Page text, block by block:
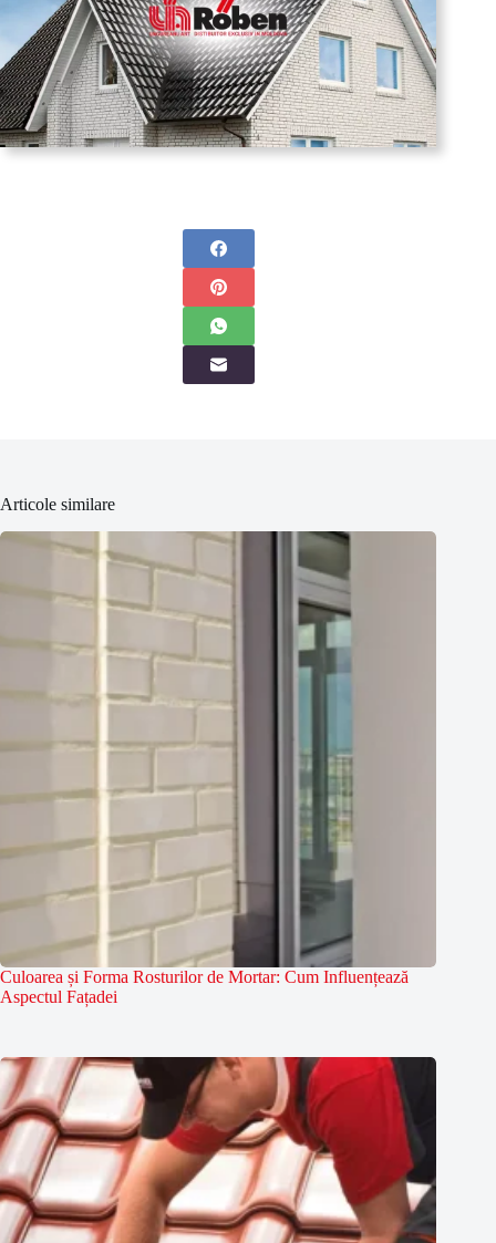
Articole similare
Culoarea și Forma Rosturilor de Mortar: Cum Influențează
Aspectul Fațadei